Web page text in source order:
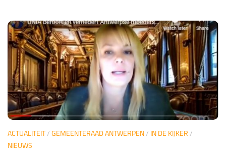
ACTUALITEIT/ GEMEENTERAAD ANTWERPEN/ IN DE KIJKER /
NIEUWS